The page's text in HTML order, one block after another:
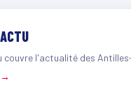
couvre l'actualité des